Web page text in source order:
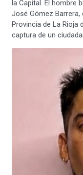
la Capital. El hombre
José Gómez Barrera,
Provincia de La Rioja
captura de un